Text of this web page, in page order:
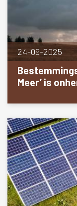
24-09-2025
Meer’ is